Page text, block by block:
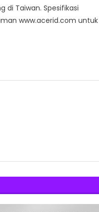
di Taiwan. Spesifikasi
www.acerid.com untuk